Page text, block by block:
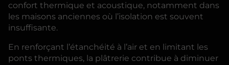
confort thermique et acoustique, notamment dans
les maisons anciennes où l’isolation est souvent
insuffisante.
En renforçant l’étanchéité à l’air et en limitant les
ponts thermiques, la plâtrerie contribue à diminuer